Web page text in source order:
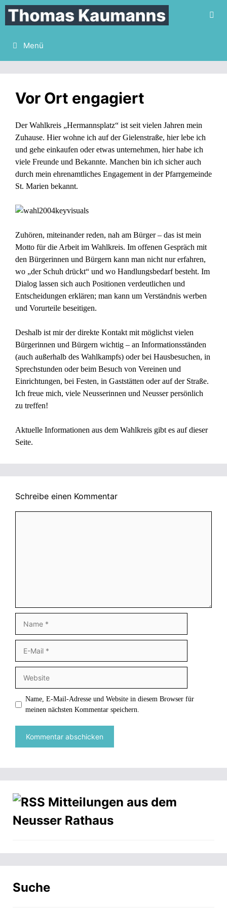
Zum
springen
Menü
Vor Ort engagiert
Der Wahlkreis „Hermannsplatz“ ist seit vielen Jahren mein
Zuhause. Hier wohne ich auf der Gielenstraße, hier lebe ich
und gehe einkaufen oder etwas unternehmen, hier habe ich
viele Freunde und Bekannte. Manchen bin ich sicher auch
durch mein ehrenamtliches Engagement in der Pfarrgemeinde
St. Marien bekannt.
Zuhören, miteinander reden, nah am Bürger – das ist mein
Motto für die Arbeit im Wahlkreis. Im offenen Gespräch mit
den Bürgerinnen und Bürgern kann man nicht nur erfahren,
wo „der Schuh drückt“ und wo Handlungsbedarf besteht. Im
Dialog lassen sich auch Positionen verdeutlichen und
Entscheidungen erklären; man kann um Verständnis werben
und Vorurteile beseitigen.
Deshalb ist mir der direkte Kontakt mit möglichst vielen
Bürgerinnen und Bürgern wichtig – an Informationsständen
(auch außerhalb des Wahlkampfs) oder bei Hausbesuchen, in
Sprechstunden oder beim Besuch von Vereinen und
Einrichtungen, bei Festen, in Gaststätten oder auf der Straße.
Ich freue mich, viele Neusserinnen und Neusser persönlich
zu treffen!
Aktuelle Informationen aus dem Wahlkreis gibt es auf dieser
Seite.
Schreibe einen Kommentar
Mail
Name, E-Mail-Adresse und Website in diesem Browser für
meinen nächsten Kommentar speichern.
Mitteilungen aus dem
Neusser Rathaus
Suche